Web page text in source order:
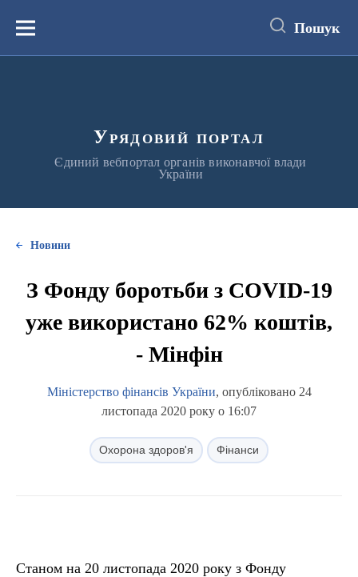
вмістуМеню Пошук
Урядовий портал
Єдиний вебпортал органів виконавчої влади
України
Новини
З Фонду боротьби з COVID-19
уже використано 62% коштів,
- Мінфін
Міністерство фінансів України, опубліковано 24
листопада 2020 року о 16:07
Охорона здоров'я Фінанси
Станом на 20 листопада 2020 року з Фонду